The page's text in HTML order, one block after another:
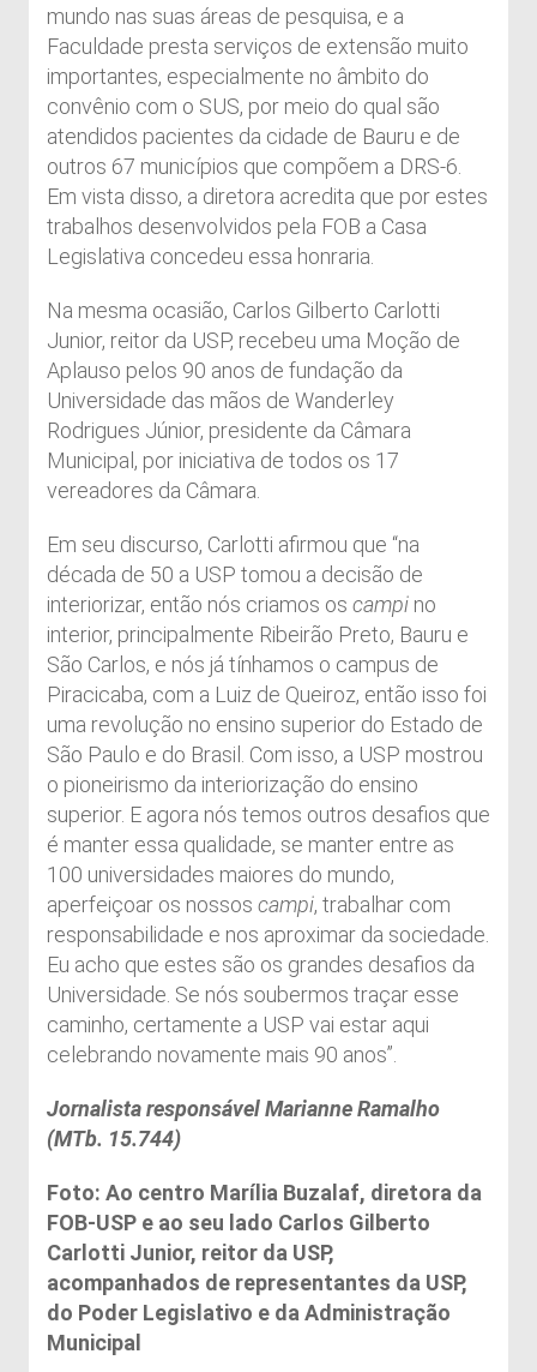
mundo nas suas áreas de pesquisa, e a
Faculdade presta serviços de extensão muito
importantes, especialmente no âmbito do
convênio com o SUS, por meio do qual são
atendidos pacientes da cidade de Bauru e de
outros 67 municípios que compõem a DRS-6.
Em vista disso, a diretora acredita que por estes
trabalhos desenvolvidos pela FOB a Casa
Legislativa concedeu essa honraria.
Na mesma ocasião, Carlos Gilberto Carlotti
Junior, reitor da USP, recebeu uma Moção de
Aplauso pelos 90 anos de fundação da
Universidade das mãos de Wanderley
Rodrigues Júnior, presidente da Câmara
Municipal, por iniciativa de todos os 17
vereadores da Câmara.
Em seu discurso, Carlotti afirmou que “na
década de 50 a USP tomou a decisão de
interiorizar, então nós criamos os campi no
interior, principalmente Ribeirão Preto, Bauru e
São Carlos, e nós já tínhamos o campus de
Piracicaba, com a Luiz de Queiroz, então isso foi
uma revolução no ensino superior do Estado de
São Paulo e do Brasil. Com isso, a USP mostrou
o pioneirismo da interiorização do ensino
superior. E agora nós temos outros desafios que
é manter essa qualidade, se manter entre as
100 universidades maiores do mundo,
aperfeiçoar os nossos campi, trabalhar com
responsabilidade e nos aproximar da sociedade.
Eu acho que estes são os grandes desafios da
Universidade. Se nós soubermos traçar esse
caminho, certamente a USP vai estar aqui
celebrando novamente mais 90 anos”.
Jornalista responsável Marianne Ramalho
(MTb. 15.744)
Foto: Ao centro Marília Buzalaf, diretora da
FOB-USP e ao seu lado Carlos Gilberto
Carlotti Junior, reitor da USP,
acompanhados de representantes da USP,
do Poder Legislativo e da Administração
Municipal